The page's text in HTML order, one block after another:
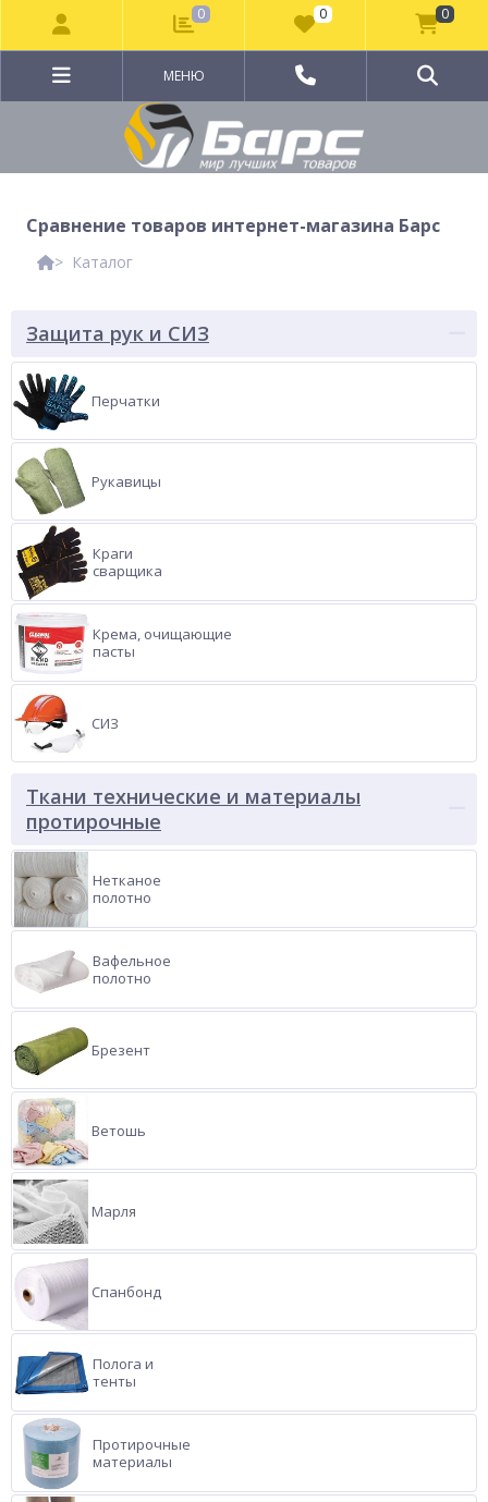
МЕНЮ
Сравнение товаров интернет-магазина Барс
Каталог
Защита рук и СИЗ
Перчатки
Рукавицы
Краги
сварщика
Крема, очищающие
пасты
СИЗ
Ткани технические и материалы
протирочные
Нетканое
полотно
Вафельное
полотно
Брезент
Ветошь
Марля
Спанбонд
Полога и
тенты
Протирочные
материалы
0 0 0